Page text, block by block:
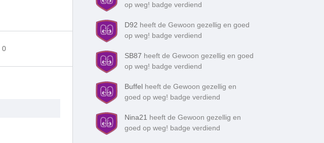
0
op weg! badge verdiend
D92 heeft de Gewoon gezellig en goed
op weg! badge verdiend
SB87 heeft de Gewoon gezellig en goed
op weg! badge verdiend
Buffel heeft de Gewoon gezellig en
goed op weg! badge verdiend
Nina21 heeft de Gewoon gezellig en
goed op weg! badge verdiend